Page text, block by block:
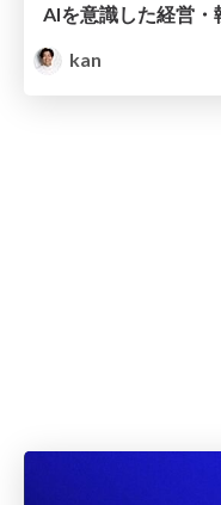
AIを意識した経営
kan